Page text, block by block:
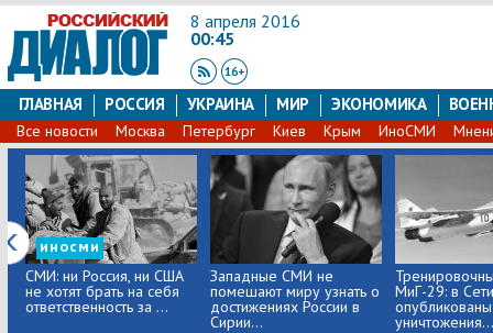
8 апреля 2016
00:45
ГЛАВНАЯ РОССИЯ УКРАИНА МИР ЭКОНОМИКА
Все новости Москва Петербург Киев Крым ИноСМИ
иносми
СМИ: ни Россия, ни США
не хотят брать на себя
ответственность за ...
Западные СМИ не
помешают миру узнать о
достижениях России в
Сирии...
МиГ-29: в Сети
уничтожения...